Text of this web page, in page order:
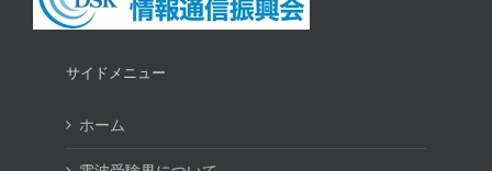
サイドメニュー
ホーム